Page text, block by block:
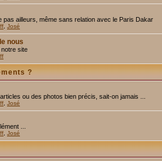
pas ailleurs, même sans relation avec le Paris Dakar
José
nous
site
?
ou des photos bien précis, sait-on jamais ...
José
...
José